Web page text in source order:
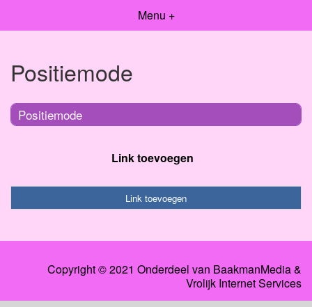
Menu +
Positiemode
Positiemode
Link toevoegen
Link toevoegen
Copyright © 2021 Onderdeel van BaakmanMedia&
Vrolijk Internet Services